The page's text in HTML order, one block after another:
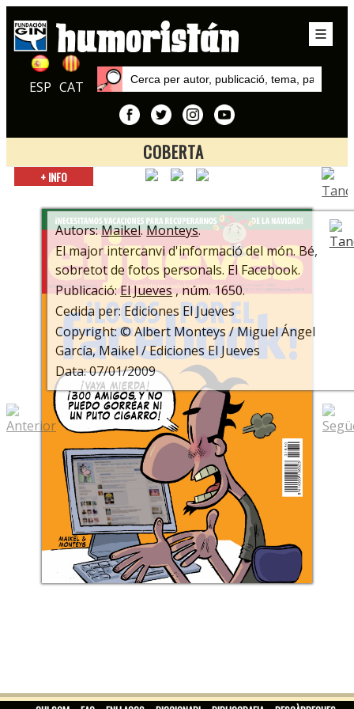
ESP CAT
COBERTA
Inici
Maikel
+ INFO
Autors:Maikel.Monteys.
El major intercanvi d'informació del món. Bé,
sobretot de fotos personals. El Facebook.
Publicació:El Jueves, núm. 1650.
Cedida per: Ediciones El Jueves
Copyright: © Albert Monteys / Miguel Ángel
García, Maikel / Ediciones El Jueves
Data: 07/01/2009